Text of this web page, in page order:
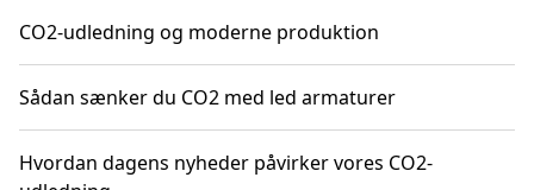
CO2-udledning og moderne produktion
Sådan sænker du CO2 med led armaturer
Hvordan dagens nyheder påvirker vores CO2-